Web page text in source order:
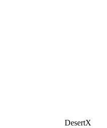
DesertX